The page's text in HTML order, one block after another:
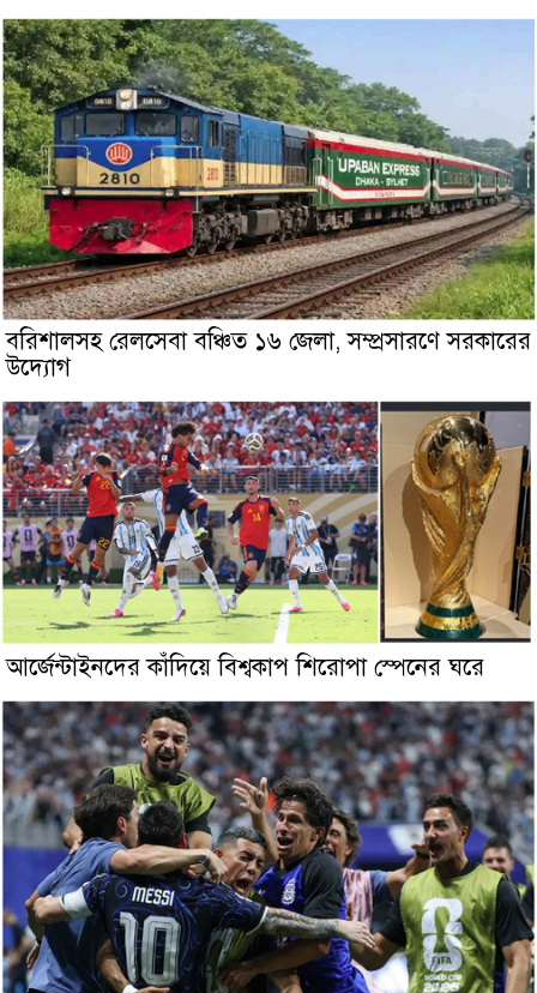
বরিশালসহ রেলসেবা বঞ্চিত ১৬ জেলা, সম্প্রসারণে সরকারের
উদ্যোগ
আর্জেন্টাইনদের কাঁদিয়ে বিশ্বকাপ শিরোপা স্পেনের ঘরে